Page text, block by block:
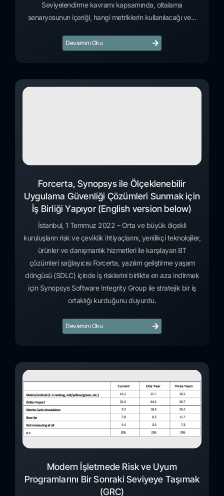
Seviyelendirme kavramı kapsamında, oltalama
senaryosunun içeriği, hangi metriklerin kullanılacağı ve...
Devamını Oku
Forcerta, Synopsys ile Ölçeklenebilir
Uygulama Güvenliği Çözümleri Sunmak için
İş Birliği Yapıyor (English version below)
İstanbul, 1 Temmuz 2022 – Orta ve büyük ölçekli
kuruluşların risk ve çeviklik ihtiyaçlarını, yenilikçi teknolojiler,
ürünler ve danışmanlık hizmetleri ile karşılayan BT
çözümleri sağlayıcısı Forcerta, yazılım geliştirme yaşam
döngüsü (SDLC) içinde iş risklerini birlikte en aza indirmek
için Synopsys Software Integrity Group ile stratejik bir iş
ortaklığı kurduğunu duyurdu.
Devamını Oku
Modern İşletmede Risk ve Uyum
Programlarını Bir Sonraki Seviyeye Taşımak
(GRC)